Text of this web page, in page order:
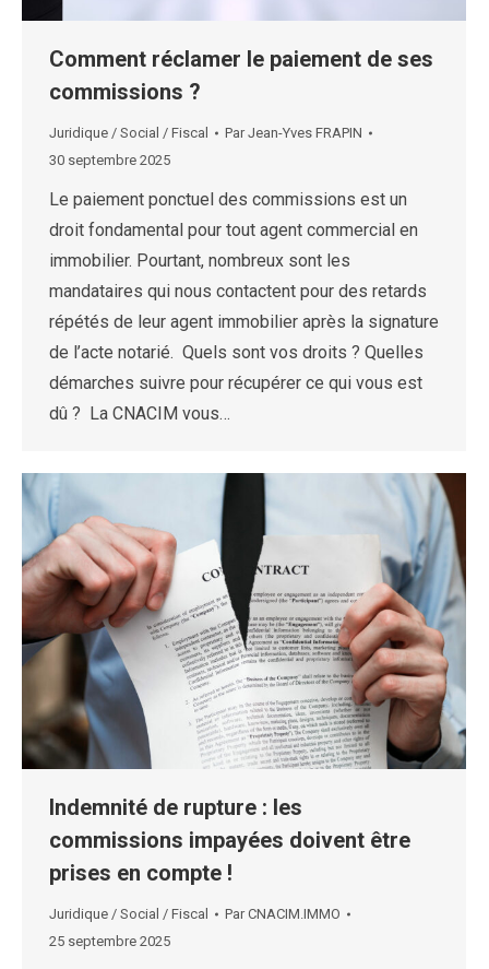
Comment réclamer le paiement de ses
commissions ?
Juridique / Social / Fiscal ParJean-Yves FRAPIN
30 septembre 2025
Le paiement ponctuel des commissions est un
droit fondamental pour tout agent commercial en
immobilier. Pourtant, nombreux sont les
mandataires qui nous contactent pour des retards
répétés de leur agent immobilier après la signature
de l’acte notarié. Quels sont vos droits ? Quelles
démarches suivre pour récupérer ce qui vous est
dû ? La CNACIM vous…
Indemnité de rupture : les
commissions impayées doivent être
prises en compte !
Juridique / Social / Fiscal ParCNACIM.IMMO
25 septembre 2025